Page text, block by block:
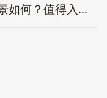
OA系统_OA软件开发的就业前景如何？值得入行吗？